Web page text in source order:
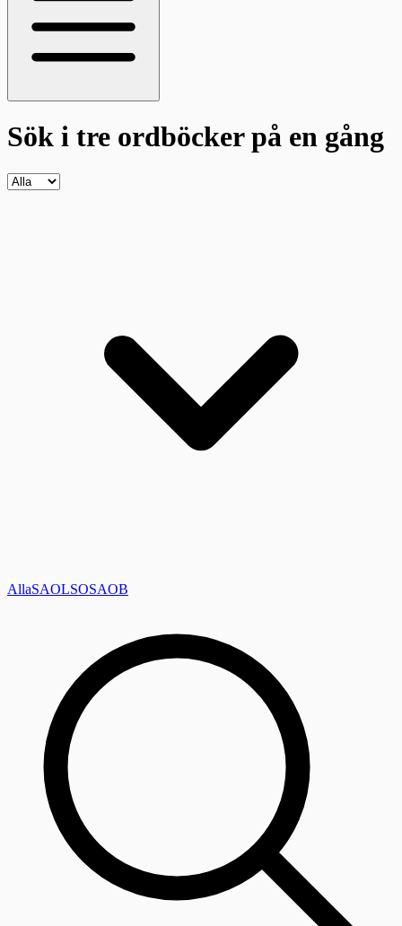
Sök i tre ordböckerpå en gång
AllaSAOLSOSAOB